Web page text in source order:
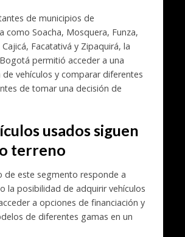
de municipios de
como Soacha, Mosquera, Funza,
Facatativá y Zipaquirá, la
permitió acceder a una
vehículos y comparar diferentes
de tomar una decisión de
usados siguen
terreno
de este segmento responde a
la posibilidad de adquirir vehículos
a opciones de financiación y
de diferentes gamas en un